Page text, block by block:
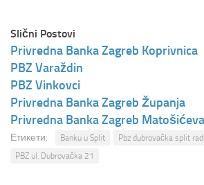
Slični Postovi
Privredna Banka Zagreb Koprivnica
PBZ Varaždin
PBZ Vinkovci
Privredna Banka Zagreb Županja
Privredna Banka Zagreb
Етикети: Banku u Split Pbz dubrovačka split
PBZ ul. Dubrovačka 21